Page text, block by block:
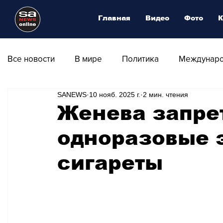
Все новости В мире Политика
Общество Армия Аналитика
Транспорт Культура Магия искусства
Женева
одноразовые
сигареты
SANEWS 10 нояб. 2025 г. 2 мин. чтения
Главная Видео Фото